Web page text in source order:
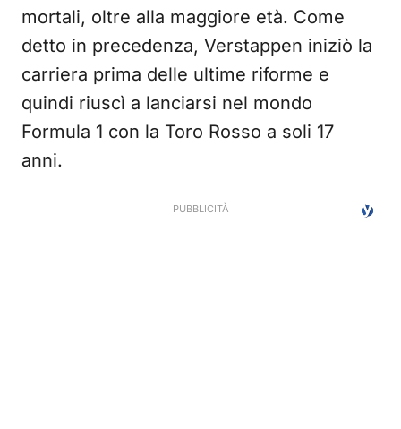
mortali, oltre alla maggiore età. Come
detto in precedenza, Verstappen iniziò la
carriera prima delle ultime riforme e
quindi riuscì a lanciarsi nel mondo
Formula 1 con la Toro Rosso a soli 17
anni.